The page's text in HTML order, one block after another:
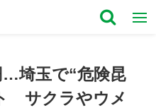
…埼玉で“危険昆
サクラやウメ